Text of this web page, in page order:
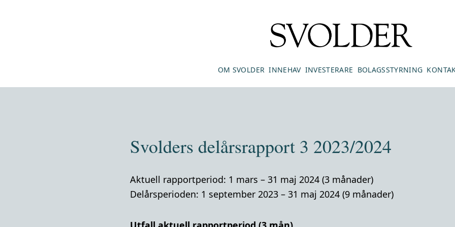
OM SVOLDER INNEHAV INVESTERARE BOLAGSSTYRNING
Svolders delårsrapport 3 2023/2024
Aktuell rapportperiod: 1 mars – 31 maj 2024 (3 månader)
Delårsperioden: 1 september 2023 – 31 maj 2024 (9 månader)